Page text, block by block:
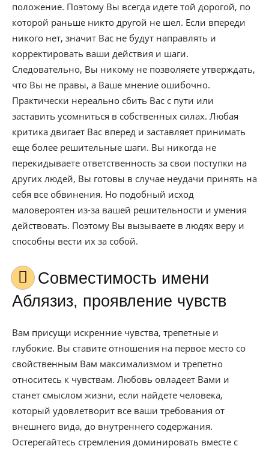
положение. Поэтому Вы всегда идете той дорогой, по
которой раньше никто другой не шел. Если впереди
никого нет, значит Вас не будут направлять и
корректировать ваши действия и шаги.
Следовательно, Вы никому не позволяете утверждать,
что Вы не правы, а Ваше мнение ошибочно.
Практически нереально сбить Вас с пути или
заставить усомниться в собственных силах. Любая
критика двигает Вас вперед и заставляет принимать
еще более решительные шаги. Вы никогда не
перекидываете ответственность за свои поступки на
других людей, Вы готовы в случае неудачи принять на
себя все обвинения. Но подобный исход
маловероятен из-за вашей решительности и умения
действовать. Поэтому Вы вызываете в людях веру и
способны вести их за собой.
Совместимость имени
Аблязиз, проявление чувств
Вам присущи искренние чувства, трепетные и
глубокие. Вы ставите отношения на первое место со
свойственным Вам максимализмом и трепетно
относитесь к чувствам. Любовь овладеет Вами и
станет смыслом жизни, если найдете человека,
который удовлетворит все ваши требования от
внешнего вида, до внутреннего содержания.
Остерегайтесь стремления доминировать вместе с